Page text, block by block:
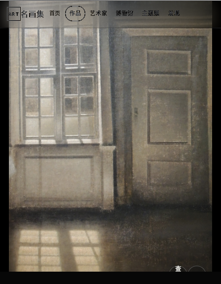
ART 名画集 首页 作品 艺术家 博物馆 主题展 发现
5
12345
查